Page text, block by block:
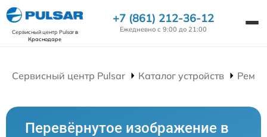
Сервисный центр Pulsarв
Краснодаре
+7 (861) 212-36-12
Ежедневно с 9:00 до 21:00
Сервисный центр Pulsar Каталог устройств
Перевёрнутое изображение в